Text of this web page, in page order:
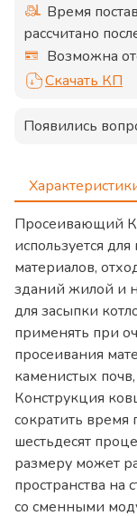
Время
рассчитано
Возможна
Скачать КП
Появились
Просеивающий
используется
материалов,
зданий жилой и
для засыпки
применять при
просеивания
каменистых
Конструкция
сократить время
шестьдесят
размеру может
пространства
со сменными